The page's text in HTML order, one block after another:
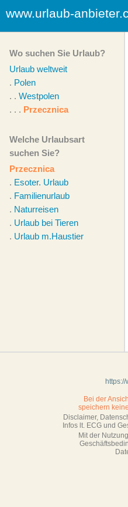
www.urlaub-
Wo suchen Sie Urlaub?
Urlaub weltweit
. Polen
. . Westpolen
. . . Przecznica
Welche Urlaubsart
suchen Sie?
Przecznica
. Esoter. Urlaub
. Familienurlaub
. Naturreisen
. Urlaub bei Tieren
. Urlaub m.Haustier
Bei der
speichern
Disclaimer,
Infos lt. ECG und
Mit der